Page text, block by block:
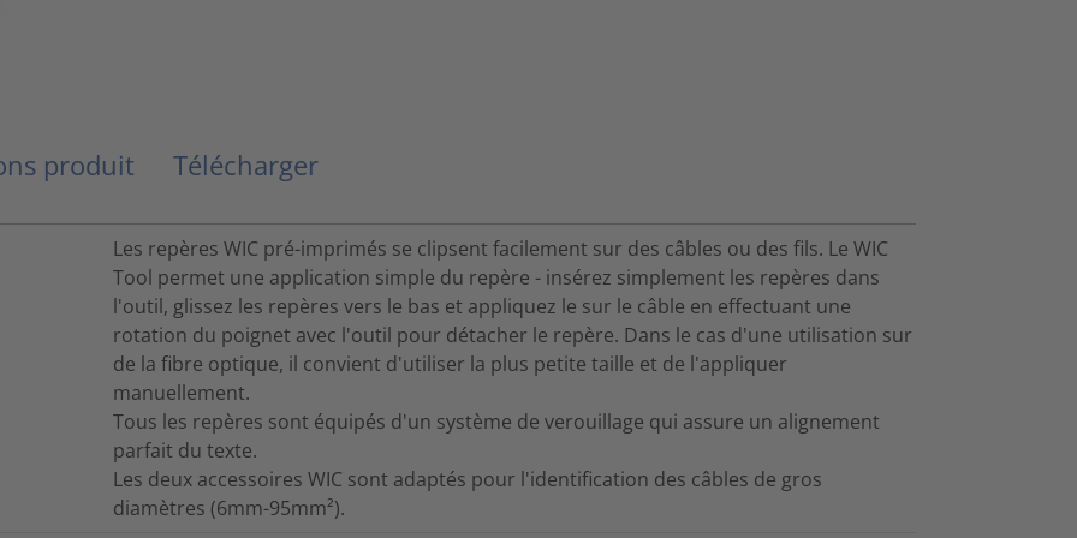
produit Télécharger
Les repères WIC pré-imprimés se clipsent facilement sur des câbles ou des fils. Le WIC
Tool permet une application simple du repère - insérez simplement les repères dans
l'outil, glissez les repères vers le bas et appliquez le sur le câble en effectuant une
rotation du poignet avec l'outil pour détacher le repère. Dans le cas d'une utilisation sur
de la fibre optique, il convient d'utiliser la plus petite taille et de l'appliquer
manuellement.
Tous les repères sont équipés d'un système de verouillage qui assure un alignement
parfait du texte.
Les deux accessoires WIC sont adaptés pour l'identification des câbles de gros
diamètres (6mm-95mm²).